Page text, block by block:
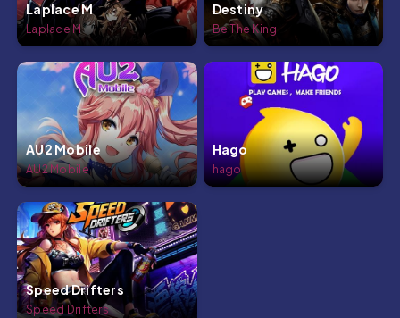
Laplace M
Laplace M
Destiny
Be The King
AU2 Mobile
AU2 Mobile
Hago
hago
Speed Drifters
Speed Drifters